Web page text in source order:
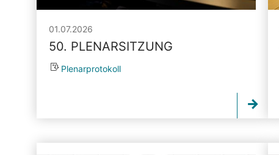
01.07.2026
50. PLENARSITZUNG
Plenarprotokoll